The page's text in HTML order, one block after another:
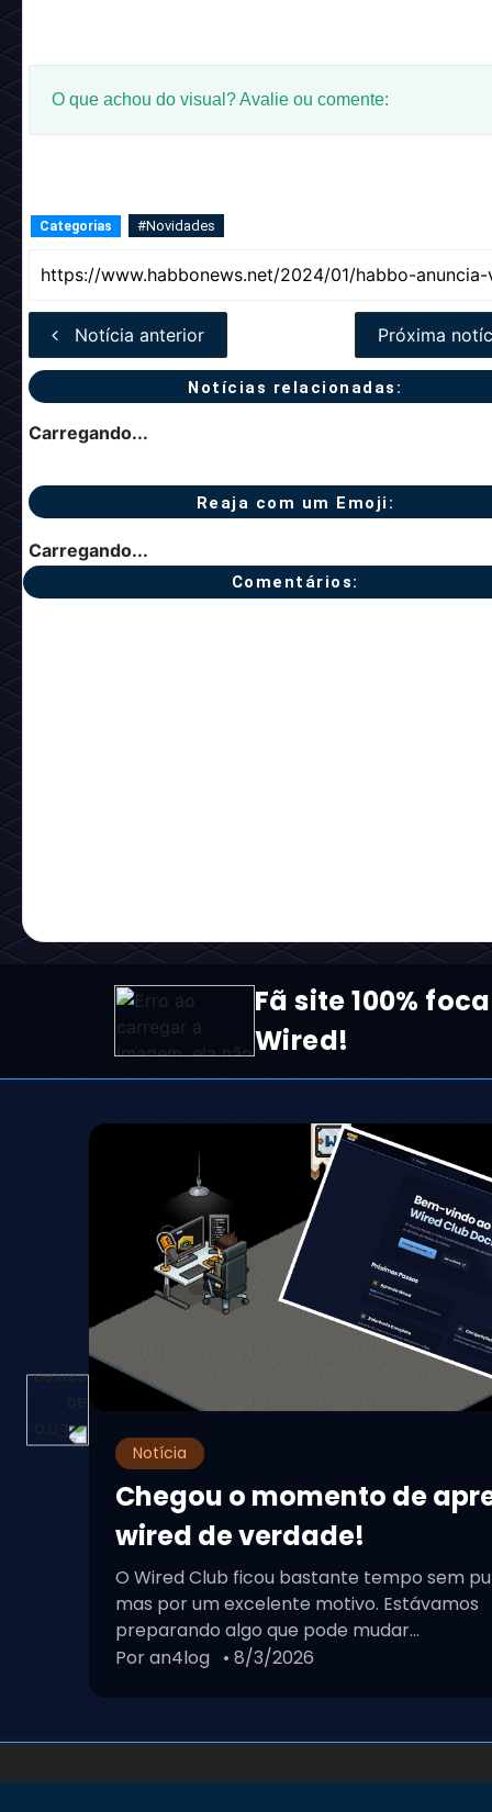
O que achou do visual? Avalie ou comente:
Categorias #Novidades
Notícia anterior Próxima
Notícias relacionadas:
Carregando...
Reaja com um Emoji:
Carregando...
Comentários:
Fã site 100%
Wired!
Notícia
Chegou o momento de
wired de verdade!
O Wired Club ficou bastante tempo sem
mas por um excelente motivo. Estávamos
preparando algo que pode mudar...
Por an4log • 8/3/2026